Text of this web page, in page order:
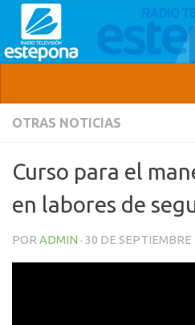
OTRAS NOTICIAS
Curso para el
en labores de
POR ADMIN · 30 DE SEPTIEMBRE